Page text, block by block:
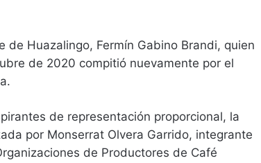
de Huazalingo, Fermín Gabino Brandi, quien
de 2020 compitió nuevamente por el
de representación proporcional, la
por Monserrat Olvera Garrido, integrante
de Productores de Café